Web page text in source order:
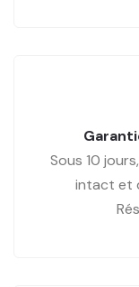
Sous 10
intact et